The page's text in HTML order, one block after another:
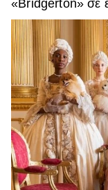
«Bridgerton» σε